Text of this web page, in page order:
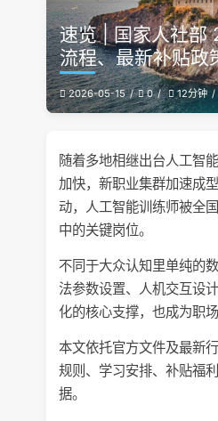
速览 | 国家人社部
流程、最新补贴政
2026-05-15 0 12分钟
随着多地相继出台人工智
加快，新职业集群加速成
动，人工智能训练师被全
中的关键岗位。
不同于大众认知里单纯的
法参数设置、人机交互设
化的核心支撑，也成为职
本文依托官方文件及最新
规则、学习安排、补贴福
据。